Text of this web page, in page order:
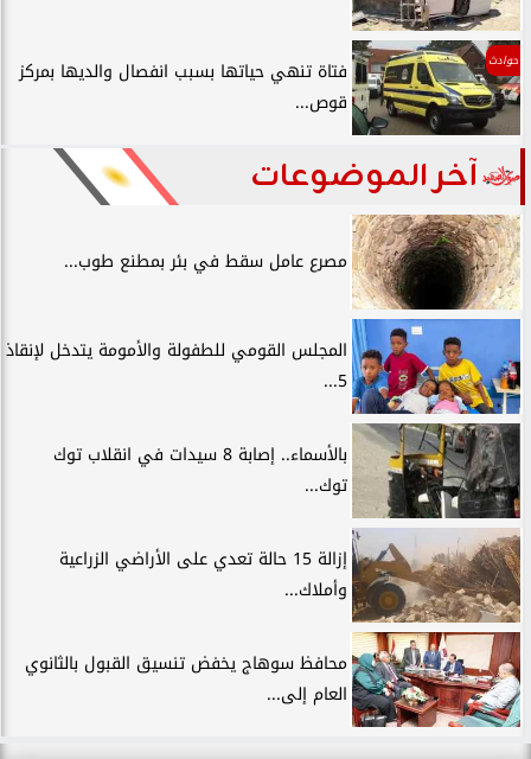
حوادث
فتاة تنهي حياتها بسبب انفصال والديها بمركز
قوص...
آخر الموضوعات
مصرع عامل سقط في بئر بمطنع طوب...
المجلس القومي للطفولة والأمومة يتدخل لإنقاذ
5...
بالأسماء.. إصابة 8 سيدات في انقلاب توك
توك...
إزالة 15 حالة تعدي على الأراضي الزراعية
وأملاك...
محافظ سوهاج يخفض تنسيق القبول بالثانوي
العام إلى...